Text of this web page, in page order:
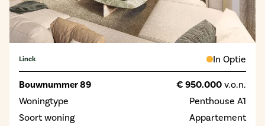
Linck In Optie
Bouwnummer 89 € 950.000 v.o.n.
Woningtype
Penthouse A1
Soort woning
Appartement